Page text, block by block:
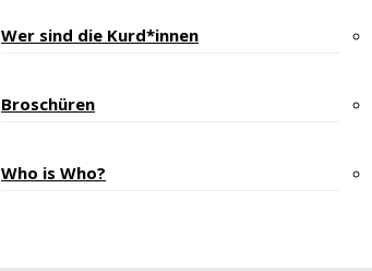
Wer sind die Kurd*innen
Broschüren
Who is Who?